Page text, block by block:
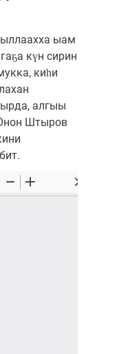
ыам
күн сирин
киһи
алгыы
Штыров